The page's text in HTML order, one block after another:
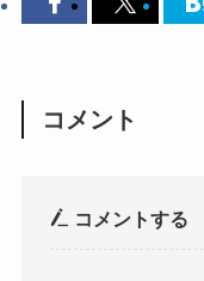
コメント
コメントする